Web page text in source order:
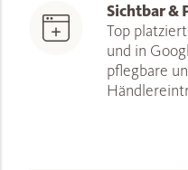
Sichtbar &
Top
und in
pflegbare